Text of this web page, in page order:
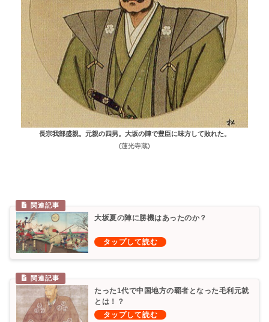
長宗我部盛親。元親の四男。大坂の陣で豊臣に味方して敗れた。
(蓮光寺蔵)
大坂夏の陣に勝機はあったのか？
たった1代で中国地方の覇者となった毛利元就
とは！？